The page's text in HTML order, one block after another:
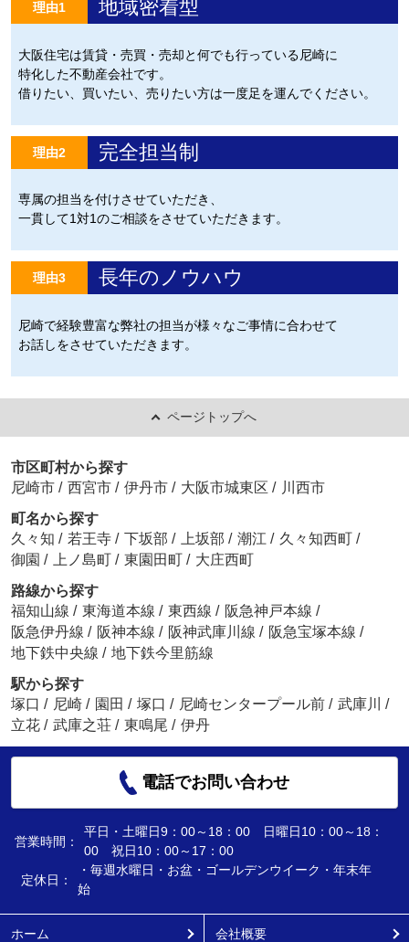
理由1 地域密着型
大阪住宅は賃貸・売買・売却と何でも行っている尼崎に
特化した不動産会社です。
借りたい、買いたい、売りたい方は一度足を運んでください。
理由2 完全担当制
専属の担当を付けさせていただき、
一貫して1対1のご相談をさせていただきます。
理由3 長年のノウハウ
尼崎で経験豊富な弊社の担当が様々なご事情に合わせて
お話しをさせていただきます。
ページトップへ
市区町村から探す
尼崎市 / 西宮市 / 伊丹市 / 大阪市城東区 / 川西市
町名から探す
久々知 / 若王寺 / 下坂部 / 上坂部 / 潮江 / 久々知西町 /
御園 / 上ノ島町 / 東園田町 / 大庄西町
路線から探す
福知山線 / 東海道本線 / 東西線 / 阪急神戸本線 /
阪急伊丹線 / 阪神本線 / 阪神武庫川線 / 阪急宝塚本線 /
地下鉄中央線 / 地下鉄今里筋線
駅から探す
塚口 / 尼崎 / 園田 / 塚口 / 尼崎センタープール前 / 武庫川
/
立花 / 武庫之荘 / 東鳴尾 / 伊丹
電話でお問い合わせ
営業時間：
平日・土曜日9：00～18：00 日曜日10：00～18：
00 祝日10：00～17：00
定休日：
・毎週水曜日・お盆・ゴールデンウイーク・年末年
始
ホーム 会社概要